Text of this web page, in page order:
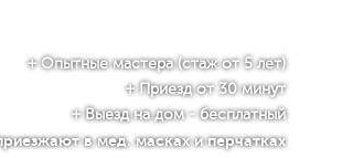
+ Опытные мастера (стаж от 5 лет)
+ Приезд от 30 минут
+ Выезд на дом - бесплатный
в мед. масках и перчатках